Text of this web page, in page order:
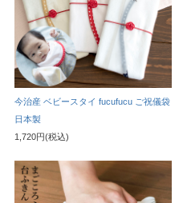
今治産 ベビースタイ fucufucu ご祝儀袋
日本製
1,720円(税込)